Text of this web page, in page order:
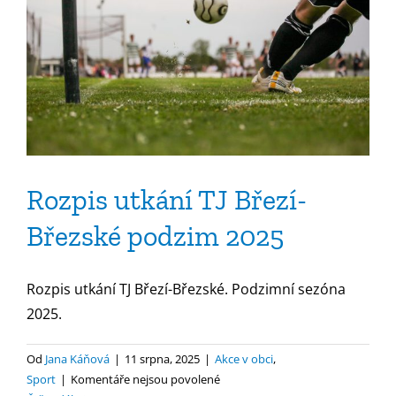
Rozpis utkání TJ Březí-
Březské podzim 2025
Rozpis utkání TJ Březí-Březské. Podzimní sezóna
2025.
Od Jana Káňová | 11 srpna, 2025 | Akce v obci,
Sport | Komentáře nejsou povolenéu